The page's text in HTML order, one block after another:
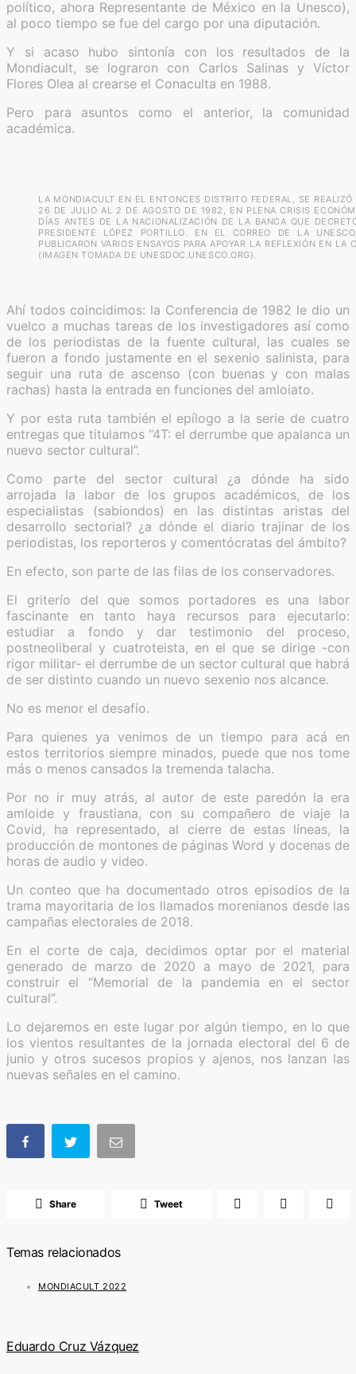
político, ahora Representante de México en la Unesco),
al poco tiempo se fue del cargo por una diputación.
Y si acaso hubo sintonía con los resultados de la
Mondiacult, se lograron con Carlos Salinas y Víctor
Flores Olea al crearse el Conaculta en 1988.
Pero para asuntos como el anterior, la comunidad
académica.
LA MONDIACULT EN EL ENTONCES DISTRITO FEDERAL, SE REALIZÓ
26 DE JULIO AL 2 DE AGOSTO DE 1982, EN PLENA CRISIS
DÍAS ANTES DE LA NACIONALIZACIÓN DE LA BANCA QUE
PRESIDENTE LÓPEZ PORTILLO. EN EL CORREO DE LA
PUBLICARON VARIOS ENSAYOS PARA APOYAR LA REFLEXIÓN EN LA
(IMAGEN TOMADA DE UNESDOC.UNESCO.ORG).
Ahí todos coincidimos: la Conferencia de 1982 le dio un
vuelco a muchas tareas de los investigadores así como
de los periodistas de la fuente cultural, las cuales se
fueron a fondo justamente en el sexenio salinista, para
seguir una ruta de ascenso (con buenas y con malas
rachas) hasta la entrada en funciones del amloiato.
Y por esta ruta también el epílogo a la serie de cuatro
entregas que titulamos “4T: el derrumbe que apalanca un
nuevo sector cultural”.
Como parte del sector cultural ¿a dónde ha sido
arrojada la labor de los grupos académicos, de los
especialistas (sabiondos) en las distintas aristas del
desarrollo sectorial? ¿a dónde el diario trajinar de los
periodistas, los reporteros y comentócratas del ámbito?
En efecto, son parte de las filas de los conservadores.
El griterío del que somos portadores es una labor
fascinante en tanto haya recursos para ejecutarlo:
estudiar a fondo y dar testimonio del proceso,
postneoliberal y cuatroteista, en el que se dirige -con
rigor militar- el derrumbe de un sector cultural que habrá
de ser distinto cuando un nuevo sexenio nos alcance.
No es menor el desafío.
Para quienes ya venimos de un tiempo para acá en
estos territorios siempre minados, puede que nos tome
más o menos cansados la tremenda talacha.
Por no ir muy atrás, al autor de este paredón la era
amloide y fraustiana, con su compañero de viaje la
Covid, ha representado, al cierre de estas líneas, la
producción de montones de páginas Word y docenas de
horas de audio y video.
Un conteo que ha documentado otros episodios de la
trama mayoritaria de los llamados morenianos desde las
campañas electorales de 2018.
En el corte de caja, decidimos optar por el material
generado de marzo de 2020 a mayo de 2021, para
construir el “Memorial de la pandemia en el sector
cultural”.
Lo dejaremos en este lugar por algún tiempo, en lo que
los vientos resultantes de la jornada electoral del 6 de
junio y otros sucesos propios y ajenos, nos lanzan las
nuevas señales en el camino.
Share Tweet
Temas relacionados
MONDIACULT 2022
Eduardo Cruz Vázquez